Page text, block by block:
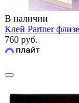
В наличии
Клей Partner
760 руб.